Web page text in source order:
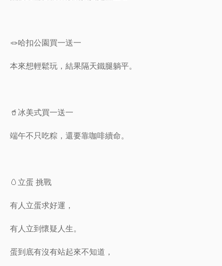
🪢哈扣公園買一送一
本來想輕鬆玩，結果隔天鐵腿躺平。
🥤冰美式買一送一
端午不只吃粽，還要靠咖啡續命。
🥚立蛋 挑戰
有人立蛋求好運，
有人立到懷疑人生。
蛋到底有沒有站起來不知道，